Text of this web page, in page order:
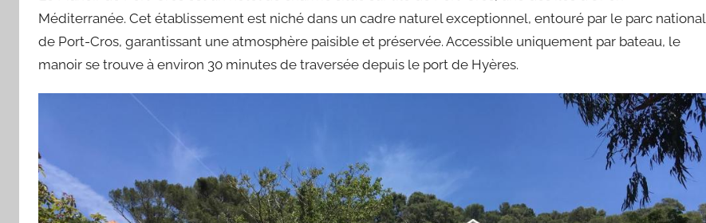
Méditerranée. Cet établissement est niché dans un cadre naturel exceptionnel, entouré par le parc national
de Port-Cros, garantissant une atmosphère paisible et préservée. Accessible uniquement par bateau, le
manoir se trouve à environ 30 minutes de traversée depuis le port de Hyères.